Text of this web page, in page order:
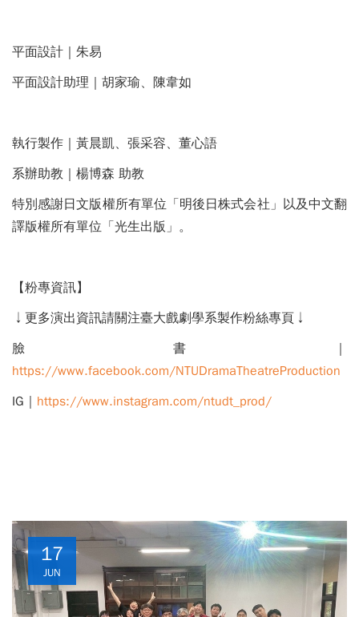
平面設計｜朱易
平面設計助理｜胡家瑜、陳韋如
執行製作｜黃晨凱、張采容、董心語
系辦助教｜楊博森 助教
特別感謝日文版權所有單位「明後日株式会社」以及中文翻
譯版權所有單位「光生出版」。
【粉專資訊】
↓更多演出資訊請關注臺大戲劇學系製作粉絲專頁↓
臉書｜
https://www.facebook.com/NTUDramaTheatreProduction
IG｜ https://www.instagram.com/ntudt_prod/
17
JUN